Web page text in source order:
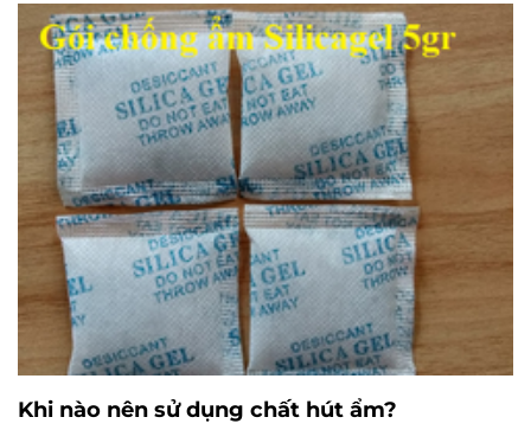
Khi nào nên sử dụng chất hút ẩm?